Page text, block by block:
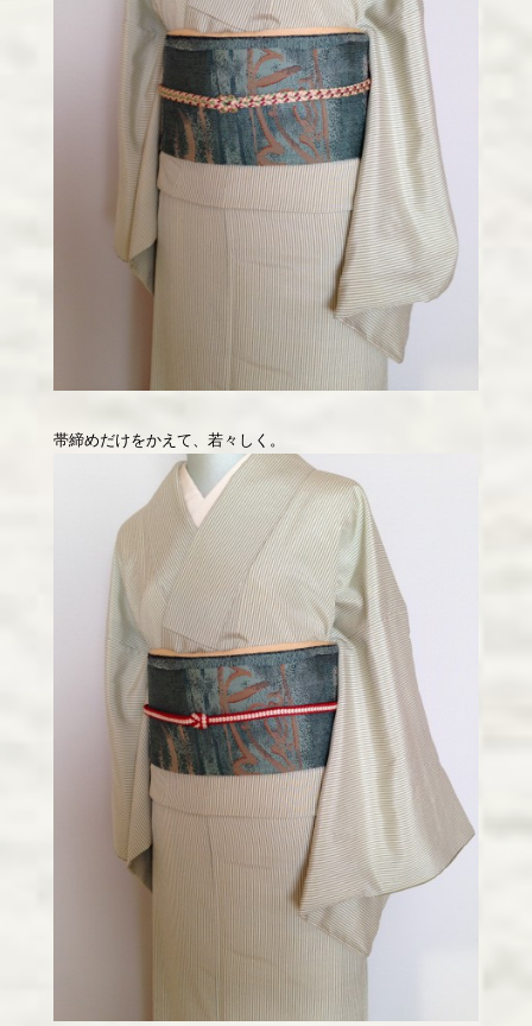
帯締めだけをかえて、若々しく。